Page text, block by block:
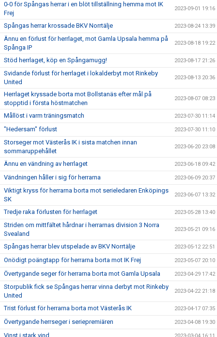
0-0 för Spångas herrar i en blöt tillställning hemma mot IK
Frej
2023-09-01 19:16
Spångas herrar krossade BKV Norrtälje 2023-08-24 13:39
Ännu en förlust för herrlaget, mot Gamla Upsala hemma på
Spånga IP
2023-08-18 19:22
Stöd herrlaget, köp en Spångamugg! 2023-08-17 21:26
Svidande förlust för herrlaget i lokalderbyt mot Rinkeby
United
2023-08-13 20:36
Herrlaget kryssade borta mot Bollstanäs efter mål på
stopptid i första höstmatchen
2023-08-07 08:23
Mållöst i varm träningsmatch 2023-07-30 11:14
"Hedersam" förlust 2023-07-30 11:10
Storseger mot Västerås IK i sista matchen innan
sommaruppehållet
2023-06-20 23:08
Ännu en vändning av herrlaget 2023-06-18 09:42
Vändningen håller i sig för herrarna 2023-06-09 20:37
Viktigt kryss för herrarna borta mot serieledaren Enköpings
SK
2023-06-07 13:32
Tredje raka förlusten för herrlaget 2023-05-28 13:40
Striden om mittfältet hårdnar i herrarnas division 3 Norra
Svealand
2023-05-21 09:16
Spångas herrar blev utspelade av BKV Norrtälje 2023-05-12 22:51
Onödigt poängtapp för herrarna borta mot IK Frej 2023-05-07 20:10
Övertygande seger för herrarna borta mot Gamla Upsala 2023-04-29 17:42
Storpublik fick se Spångas herrar vinna derbyt mot Rinkeby
United
2023-04-22 21:18
Trist förlust för herrarna borta mot Västerås IK 2023-04-17 07:35
Övertygande herrseger i seriepremiären 2023-04-08 19:30
Vinst i stark vind